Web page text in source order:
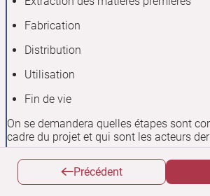
Fabrication
Distribution
Utilisation
Fin de vie
On se demandera quelles étapes sont
cadre du projet et qui sont les acteurs
On associera les types d'utilisateurs à
Précédent